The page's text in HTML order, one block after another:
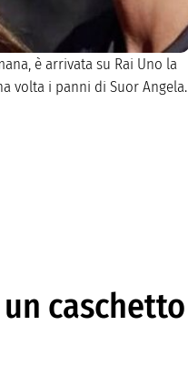
è arrivata su Rai Uno la
volta i panni di Suor Angela.
caschetto